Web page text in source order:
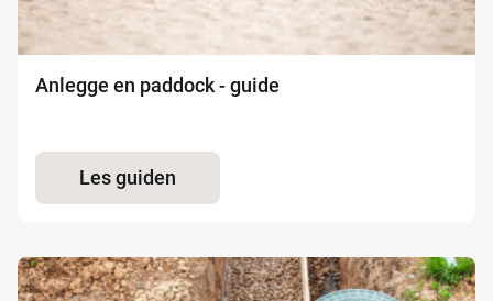
Anlegge en paddock - guide
Les guiden